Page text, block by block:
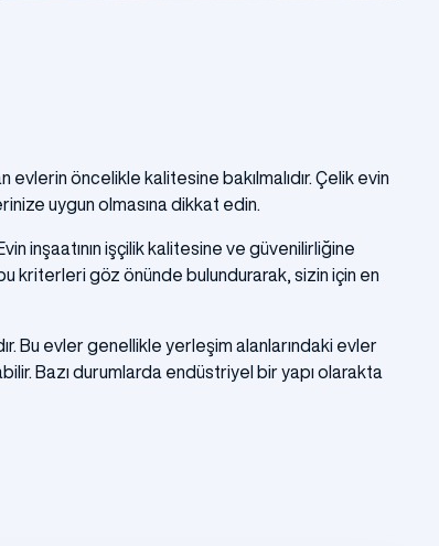
öncelikle kalitesine bakılmalıdır. Çelik evin
uygun olmasına dikkat edin.
inşaatının işçilik kalitesine ve güvenilirliğine
kriterleri göz önünde bulundurarak, sizin için en
Bu evler genellikle yerleşim alanlarındaki evler
Bazı durumlarda endüstriyel bir yapı olarakta